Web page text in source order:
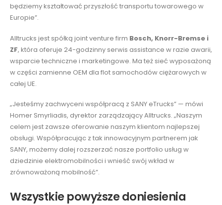
będziemy kształtować przyszłość transportu towarowego w
Europie”.
Alltrucks jest spółką joint venture firm Bosch, Knorr-Bremse i
ZF, która oferuje 24-godzinny serwis assistance w razie awarii,
wsparcie techniczne i marketingowe. Ma też sieć wyposażoną
w części zamienne OEM dla flot samochodów ciężarowych w
całej UE.
„Jesteśmy zachwyceni współpracą z SANY eTrucks” — mówi
Homer Smyrliadis, dyrektor zarządzający Alltrucks. „Naszym
celem jest zawsze oferowanie naszym klientom najlepszej
obsługi. Współpracując z tak innowacyjnym partnerem jak
SANY, możemy dalej rozszerzać nasze portfolio usług w
dziedzinie elektromobilności i wnieść swój wkład w
zrównoważoną mobilność”.
Wszystkie powyższe doniesienia